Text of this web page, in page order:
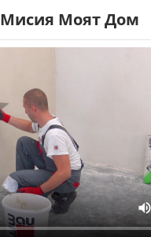
Мисия Моят Дом